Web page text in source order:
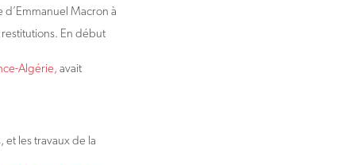
Macron à
En début
Algérie, avait
les travaux de la